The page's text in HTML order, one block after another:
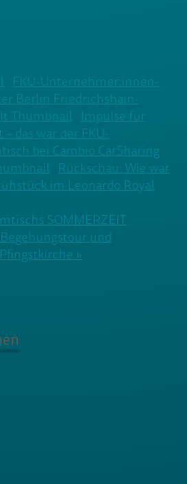
FKU-Unternehmer:innen-
Berlin Friedrichshain-
Impulse für
das war der FKU-
bei Cambio CarSharing
Rückschau: Wie war
im Leonardo Royal
SOMMERZEIT
und
»